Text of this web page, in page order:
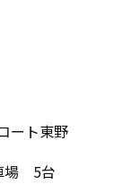
ート東野
場 5台